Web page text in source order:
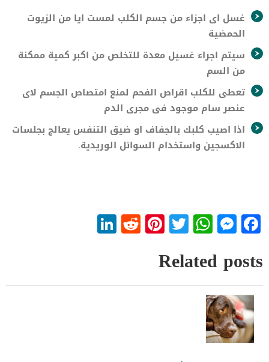
غسل اى اجزاء من جسم الكلب لمست ايا من الزيوت
الحمضية
سيتم اجراء غسيل معدة للتخلص من اكبر كمية ممكنة
من السم
تعطى للكلب اقراص الفحم لمنع امتصاص الجسم لاى
عنصر سام موجود فى مجرى الدم
اذا اصيب كلبك بالجفاف او ضيق التنفس يعالج بجلسات
الاكسجين واستخدام السوائل الوريدية.
Facebook
Messenger
WhatsApp
Twitter
Pinterest
Reddit
Related posts